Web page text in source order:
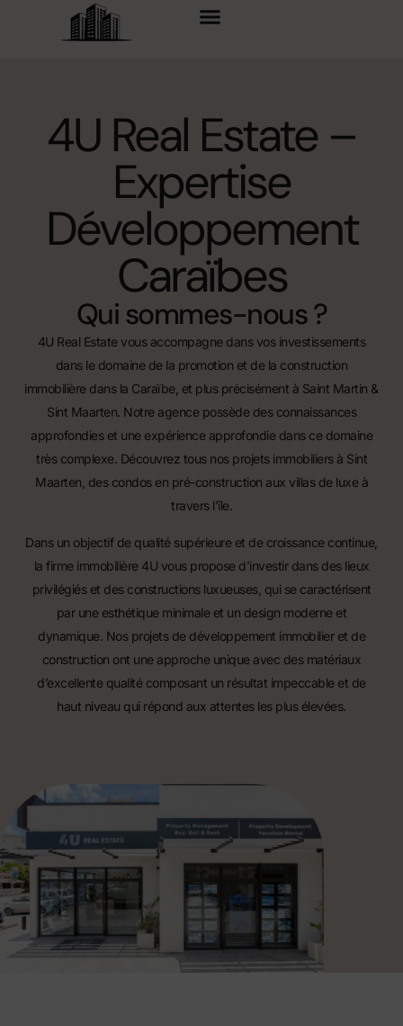
4U Real Estate –
Expertise
Développement
Caraïbes
Qui sommes-nous ?​
4U Real Estate vous accompagne dans vos investissements
dans le domaine de la promotion et de la construction
immobilière dans la Caraïbe, et plus précisément à Saint Martin &
Sint Maarten. Notre agence possède des connaissances
approfondies et une expérience approfondie dans ce domaine
très complexe. Découvrez tous nos projets immobiliers à Sint
Maarten , des condos en pré-construction aux villas de luxe à
travers l’île.
Dans un objectif de qualité supérieure et de croissance continue,
la firme immobilière 4U vous propose d’investir dans des lieux
privilégiés et des constructions luxueuses, qui se caractérisent
par une esthétique minimale et un design moderne et
dynamique. Nos projets de développement immobilier et de
construction ont une approche unique avec des matériaux
d’excellente qualité composant un résultat impeccable et de
haut niveau qui répond aux attentes les plus élevées.